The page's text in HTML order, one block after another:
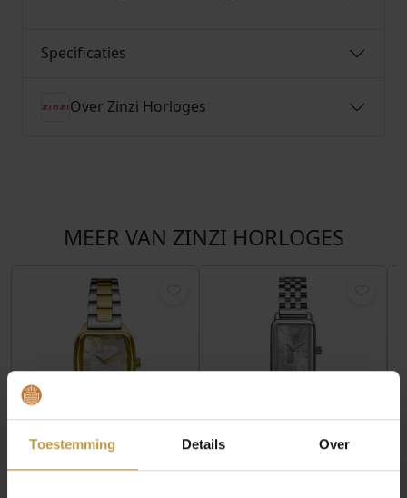
Toestemming Details Over
Specificaties
Over Zinzi Horloges
MEER VAN ZINZI HORLOGES
ZINZI HORLOGE
ZINZI HORLOGE